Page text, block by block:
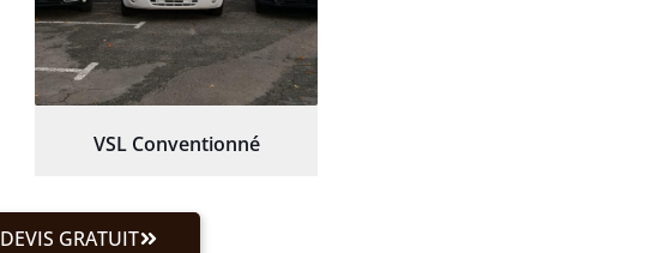
VSL Conventionné
DEVIS GRATUIT